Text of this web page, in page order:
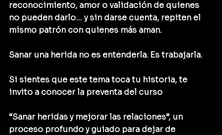
reconocimiento, amor o validación de quienes
no pueden darlo… y sin darse cuenta, repiten el
mismo patrón con quienes más aman.
Sanar una herida no es entenderla. Es trabajarla.
Si sientes que este tema toca tu historia, te
invito a conocer la preventa del curso
“Sanar heridas y mejorar las relaciones”, un
proceso profundo y guiado para dejar de